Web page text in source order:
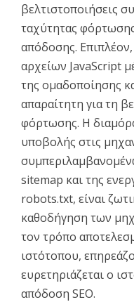
βελτιστοποιήσεις
ταχύτητας
απόδοσης.
αρχείων JavaScript
της ομαδοποίησης
απαραίτητη για τη
φόρτωσης. Η
υποβολής στις
sitemap και της
robots.txt, είναι
καθοδήγηση των
τον τρόπο
ιστότοπου,
ευρετηριάζεται ο
απόδοση SEO.